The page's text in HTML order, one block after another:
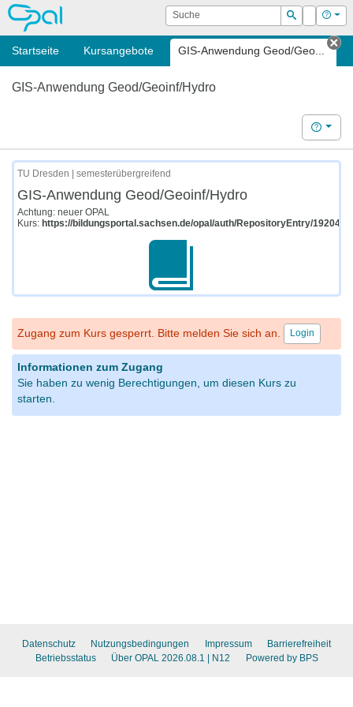
OPAL Suche
Suchen
Login Hilfe
Startseite Kursangebote GIS-Anwendung Geod/Geo...
GIS-Anwendung Geod/Geoinf/Hydro
Hilfe
TU Dresden | semesterübergreifend
GIS-Anwendung Geod/Geoinf/Hydro
Achtung: neuer OPAL
Kurs: https://bildungsportal.sachsen.de/opal/auth/RepositoryEntry/
Zugang zum Kurs gesperrt. Bitte melden Sie sich an. Login
Informationen zum Zugang
Sie haben zu wenig Berechtigungen, um diesen Kurs zu
starten.
Datenschutz Nutzungsbedingungen Impressum
Barrierefreiheit
Betriebsstatus
Über OPAL 2026.08.1 | N12 Powered by BPS